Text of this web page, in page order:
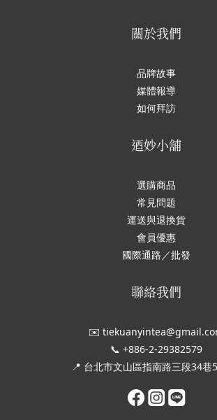
關於我們
品牌故事
媒體報導
如何拜訪
迺妙小舖
選購商品
常見問題
運送與退換貨
會員優惠
國際通路／批發
聯絡我們
✉️
📞 +886-2-29382579
📍 台北市文山區指南路三段34巷